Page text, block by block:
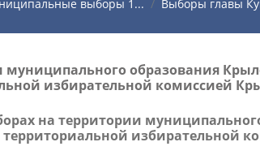
выборы 1...
Выборы главы
образования
избирательной комиссией
на территории
избирательной